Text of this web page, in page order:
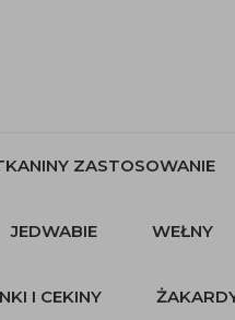
ZASTOSOWANIE
JEDWABIE WEŁNY
I CEKINY